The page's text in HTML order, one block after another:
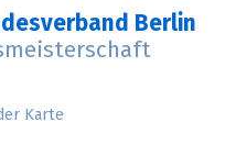
Berlin
Karte